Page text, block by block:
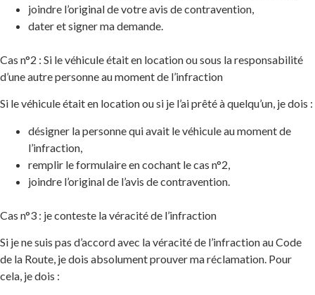
​joindre l’original de votre avis de contravention,
dater et signer ma demande.
Cas n°2 : Si le véhicule était en location ou sous la responsabilité
d’une autre personne au moment de l’infraction
Si le véhicule était en location ou si je l’ai prêté à quelqu’un, je dois :
désigner la personne qui avait le véhicule au moment de
l’infraction,
​remplir le formulaire en cochant le cas n°2,
joindre l’original de l’avis de contravention.
Cas n°3 : je conteste la véracité de l’infraction
Si je ne suis pas d’accord avec la véracité de l’infraction au Code
de la Route, je dois absolument prouver ma réclamation. Pour
cela, je dois :